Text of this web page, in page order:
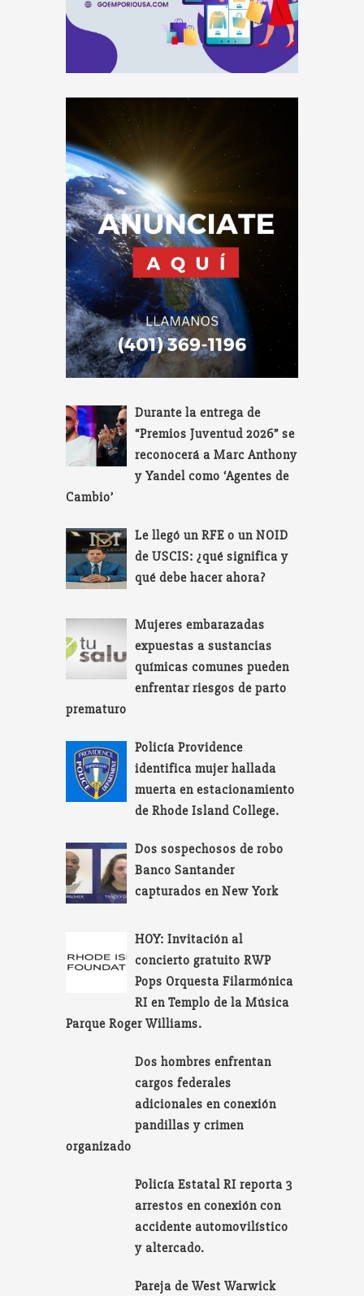
Durante la entrega de
“Premios Juventud 2026” se
reconocerá a Marc Anthony
y Yandel como ‘Agentes de
Cambio’
Le llegó un RFE o un NOID
de USCIS: ¿qué significa y
qué debe hacer ahora?
Mujeres embarazadas
expuestas a sustancias
químicas comunes pueden
enfrentar riesgos de parto
prematuro
Policía Providence
identifica mujer hallada
muerta en estacionamiento
de Rhode Island College.
Dos sospechosos de robo
Banco Santander
capturados en New York
HOY: Invitación al
concierto gratuito RWP
Pops Orquesta Filarmónica
RI en Templo de la Música
Parque Roger Williams.
Dos hombres enfrentan
cargos federales
adicionales en conexión
pandillas y crimen
organizado
Policía Estatal RI reporta 3
arrestos en conexión con
accidente automovilístico
y altercado.
Pareja de West Warwick